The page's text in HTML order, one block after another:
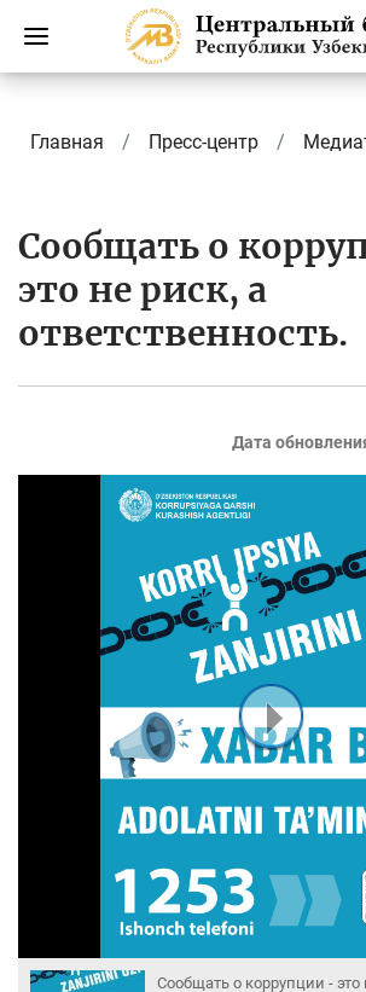
Главная Пресс-центр
Сообщать о
это не риск, а
ответственность.
Дата
Сообщать о коррупции - это